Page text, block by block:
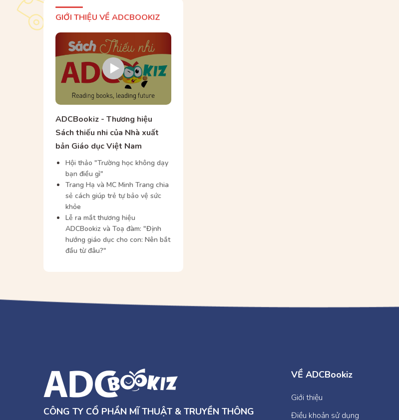
GIỚI THIỆU VỀ ADCBOOKIZ
ADCBookiz - Thương hiệu
Sách thiếu nhi của Nhà xuất
bản Giáo dục Việt Nam
Hội thảo "Trường học không dạy
bạn điều gì"
Trang Hạ và MC Minh Trang chia
sẻ cách giúp trẻ tự bảo vệ sức
khỏe
Lễ ra mắt thương hiệu
ADCBookiz và Toạ đàm: "Định
hướng giáo dục cho con: Nên bắt
đầu từ đâu?"
CÔNG TY CỔ PHẦN MĨ THUẬT & TRUYỀN THÔNG
VỀ ADCBookiz
Giới thiệu
Điều khoản sử dụng